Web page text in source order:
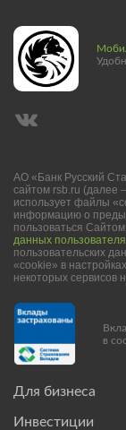
Для бизнеса
Инвестиции
АО «Банк Русский
сайтом rsb.ru (далее
использует файлы
информацию о
пользоваться
данных
пользовательских
«cookie» в
некоторых сервисов
в